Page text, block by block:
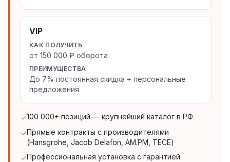
VIP
КАК ПОЛУЧИТЬ
от 150 000 ₽ оборота
ПРЕИМУЩЕСТВА
До 7% постоянная скидка + персональные
предложения
✓100 000+ позиций — крупнейший каталог в РФ
✓Прямые контракты с производителями
(Hansgrohe, Jacob Delafon, AM.PM, TECE)
✓Профессиональная установка с гарантией